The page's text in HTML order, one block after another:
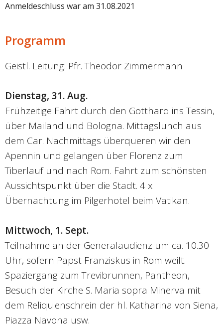
Anmeldeschluss war am 31.08.2021
Programm
Geistl. Leitung: Pfr. Theodor Zimmermann
Dienstag, 31. Aug.
Frühzeitige Fahrt durch den Gotthard ins Tessin,
über Mailand und Bologna. Mittagslunch aus
dem Car. Nachmittags überqueren wir den
Apennin und gelangen über Florenz zum
Tiberlauf und nach Rom. Fahrt zum schönsten
Aussichtspunkt über die Stadt. 4 x
Übernachtung im Pilgerhotel beim Vatikan.
Mittwoch, 1. Sept.
Teilnahme an der Generalaudienz um ca. 10.30
Uhr, sofern Papst Franziskus in Rom weilt.
Spaziergang zum Trevibrunnen, Pantheon,
Besuch der Kirche S. Maria sopra Minerva mit
dem Reliquienschrein der hl. Katharina von Siena,
Piazza Navona usw.